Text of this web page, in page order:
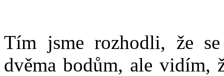
Tím jsme rozhodli, že
dvěma bodům, ale vidím,